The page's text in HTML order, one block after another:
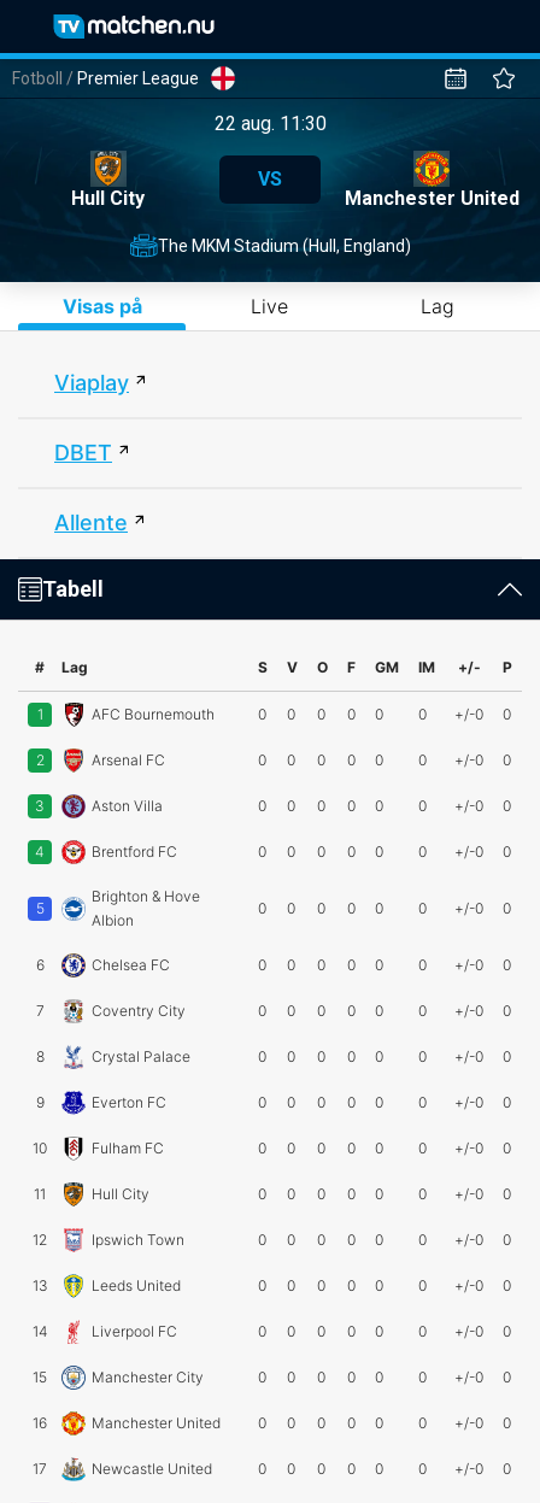
Fotboll / Premier League
22 aug. 11:30
Hull City
VS
Manchester United
The MKM Stadium (Hull, England)
Visas på Live Lag
Viaplay
DBET
Allente
Tabell
# Lag S V O F GM IM +/- P
1 AFC Bournemouth 0 0 0 0 0 0 +/-0 0
2 Arsenal FC 0 0 0 0 0 0 +/-0 0
3 Aston Villa 0 0 0 0 0 0 +/-0 0
4 Brentford FC 0 0 0 0 0 0 +/-0 0
5
Brighton & Hove
Albion
0 0 0 0 0 0 +/-0 0
6 Chelsea FC 0 0 0 0 0 0 +/-0 0
7 Coventry City 0 0 0 0 0 0 +/-0 0
8 Crystal Palace 0 0 0 0 0 0 +/-0 0
9 Everton FC 0 0 0 0 0 0 +/-0 0
10 Fulham FC 0 0 0 0 0 0 +/-0 0
11 Hull City 0 0 0 0 0 0 +/-0 0
12 Ipswich Town 0 0 0 0 0 0 +/-0 0
13 Leeds United 0 0 0 0 0 0 +/-0 0
14 Liverpool FC 0 0 0 0 0 0 +/-0 0
15 Manchester City 0 0 0 0 0 0 +/-0 0
16 Manchester United 0 0 0 0 0 0 +/-0 0
17 Newcastle United 0 0 0 0 0 0 +/-0 0